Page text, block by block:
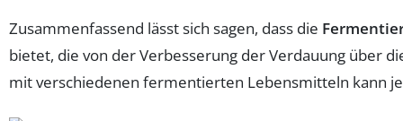
Zusammenfassend lässt sich sagen, dass die
bietet, die von der Verbesserung der Verdauung über
mit verschiedenen fermentierten Lebensmitteln kann